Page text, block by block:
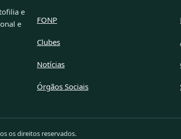
e
e
FONP
Clubes
Notícias
Órgãos Sociais
os direitos reservados.